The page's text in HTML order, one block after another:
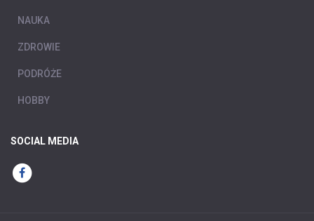
NAUKA
ZDROWIE
PODRÓŻE
HOBBY
SOCIAL MEDIA